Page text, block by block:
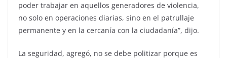
poder trabajar en aquellos generadores de violencia,
no solo en operaciones diarias, sino en el patrullaje
permanente y en la cercanía con la ciudadanía”, dijo.
La seguridad, agregó, no se debe politizar porque es